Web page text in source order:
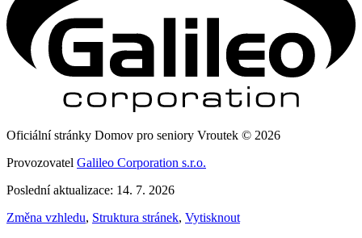
Oficiální stránky Domov pro seniory Vroutek © 2026
Provozovatel Galileo Corporation s.r.o.
Poslední aktualizace: 14. 7. 2026
Změna vzhledu, Struktura stránek, Vytisknout